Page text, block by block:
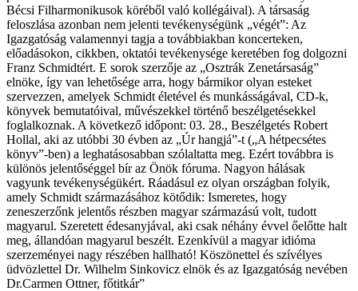
Bécsi Filharmonikusok köréből való kollégáival). A társaság
feloszlása azonban nem jelenti tevékenységünk „végét”: Az
Igazgatóság valamennyi tagja a továbbiakban koncerteken,
előadásokon, cikkben, oktatói tevékenysége keretében fog dolgozni
Franz Schmidtért. E sorok szerzője az „Osztrák Zenetársaság”
elnöke, így van lehetősége arra, hogy bármikor olyan esteket
szervezzen, amelyek Schmidt életével és munkásságával, CD-k,
könyvek bemutatóival, művészekkel történő beszélgetésekkel
foglalkoznak. A következő időpont: 03. 28., Beszélgetés Robert
Hollal, aki az utóbbi 30 évben az „Úr hangjá”-t („A hétpecsétes
könyv”-ben) a leghatásosabban szólaltatta meg. Ezért továbbra is
különös jelentőséggel bír az Önök fóruma. Nagyon hálásak
vagyunk tevékenységükért. Ráadásul ez olyan országban folyik,
amely Schmidt származásához kötődik: Ismeretes, hogy
zeneszerzőnk jelentős részben magyar származású volt, tudott
magyarul. Szeretett édesanyjával, aki csak néhány évvel őelőtte halt
meg, állandóan magyarul beszélt. Ezenkívül a magyar idióma
szerzeményei nagy részében hallható! Köszönettel és szívélyes
üdvözlettel Dr. Wilhelm Sinkovicz elnök és az Igazgatóság nevében
Dr.Carmen Ottner, főtitkár”